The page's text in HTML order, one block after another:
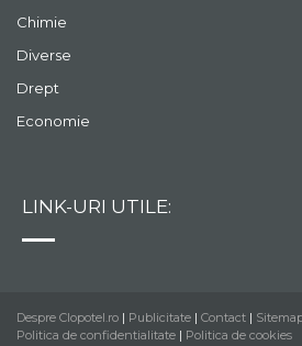
Chimie
Diverse
Drept
Economie
LINK-URI UTILE:
Despre Clopotel.ro | Publicitate | Contact |
Politica de confidentialitate | Politica de cookies